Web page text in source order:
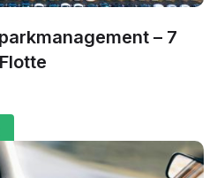
– 7